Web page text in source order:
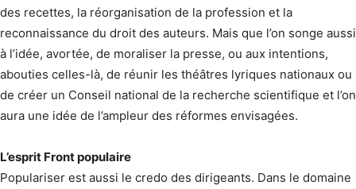
des recettes, la réorganisation de la profession et la
reconnaissance du droit des auteurs. Mais que l’on songe aussi
à l’idée, avortée, de moraliser la presse, ou aux intentions,
abouties celles-là, de réunir les théâtres lyriques nationaux ou
de créer un Conseil national de la recherche scientifique et l’on
aura une idée de l’ampleur des réformes envisagées.
L’esprit Front populaire
Populariser est aussi le credo des dirigeants. Dans le domaine